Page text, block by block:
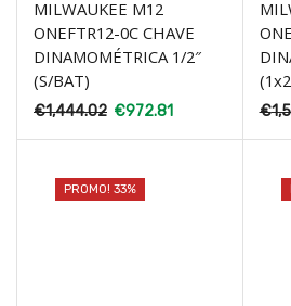
MILWAUKEE M12
ONEFTR12-0C CHAVE
DINAMOMÉTRICA 1/2″
(S/BAT)
€1,444.02 €972.81 €
PROMO! 33%